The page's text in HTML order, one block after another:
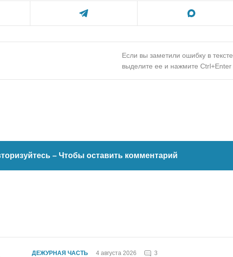
Если вы заметили ошибку в тексте,
выделите ее и нажмите Ctrl+Enter
– Чтобы оставить комментарий
ДЕЖУРНАЯ ЧАСТЬ 4 августа 2026 3